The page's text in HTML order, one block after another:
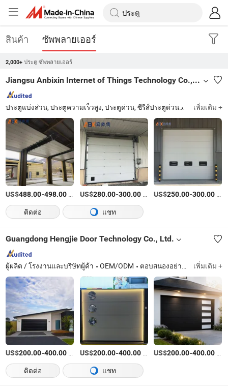
สินค้า ซัพพลายเออร์
2,000+ ประตู ซัพพลายเออร์
Jiangsu Anbixin Internet of Things Technology Co., LTD
ประตูแบ่งส่วน, ประตูความเร็วสูง, ประตูด่วน, ซีรีส์ประตูด่วน เพิ่มเติม +
US$488.00-498.00 US$280.00-300.00/บางส่วน US$250.00-300.00
ติดต่อ
แชท
Guangdong Hengjie Door Technology Co., Ltd.
ผู้ผลิต / โรงงานและบริษัทผู้ค้า OEM/ODM ตอบสนองอย่างรวดเร็ว เพิ่มเติม +
US$200.00-400.00 US$200.00-400.00/เตรียมตัว US$200.00-400.00
ติดต่อ
แชท